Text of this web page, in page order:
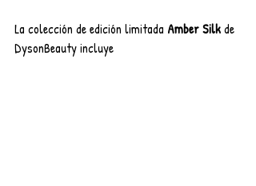
La colección de edición limitada Amber Silk de
DysonBeauty incluye